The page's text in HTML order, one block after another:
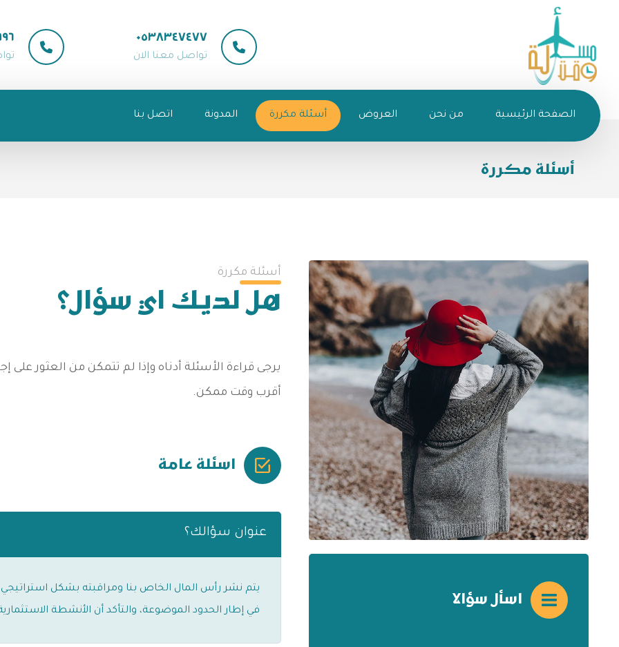
٠٥٣٨٣٤٧٤٧٧
تواصل معنا الان
الصفحة الرئيسية من نحن العروض أسئلة مكررة المدونة اتصل بنا
أسئلة مكررة
اسأل سؤالا
أسئلة مكررة
هل لديك اي سؤال؟
يرجى قراءة الأسئلة أدناه وإذا لم تتمكن من العثور
أقرب وقت ممكن.
اسئلة عامة
عنوان سؤالك؟
يتم نشر رأس المال الخاص بنا ومراقبته بشكل
في إطار الحدود الموضوعة، والتأكد أن الأنشطة